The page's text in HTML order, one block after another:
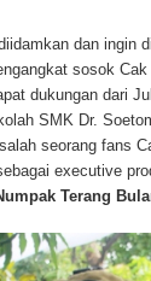
dan ingin
sosok
dukungan dari
SMK Dr.
seorang fans
executive
Terang